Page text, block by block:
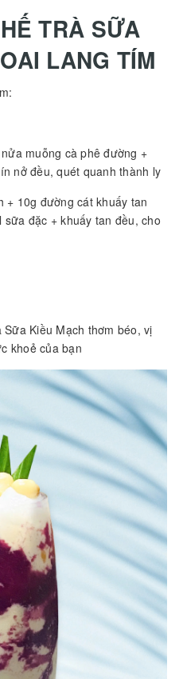
TRÀ SỮA
LANG TÍM
muỗng cà phê đường +
nở đều, quét quanh thành ly
+ 10g đường cát khuấy tan
đặc + khuấy tan đều, cho
Kiều Mạch thơm béo, vị
khoẻ của bạn